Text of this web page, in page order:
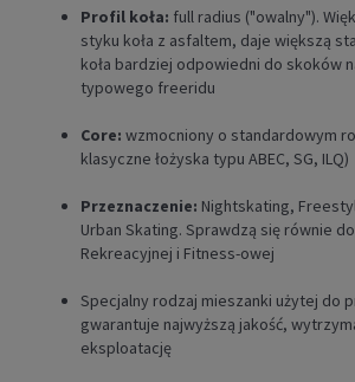
Profil koła: full radius ("owalny").
styku koła z asfaltem, daje większą
koła bardziej odpowiedni do skoków
typowego freeridu
Core: wzmocniony o standardowym
klasyczne łożyska typu ABEC, SG, ILQ)
Przeznaczenie: Nightskating,
Urban Skating. Sprawdzą się równie
Rekreacyjnej i Fitness-owej
Specjalny rodzaj mieszanki użytej do
gwarantuje najwyższą jakość,
eksploatację